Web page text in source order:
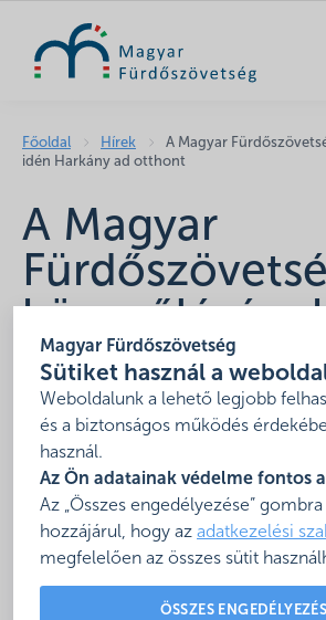
Magyar Fürdőszövetség
Sütiket használ a
Weboldalunk a lehető legjobb
és a biztonságos működés
használ.
Az Ön adatainak védelme fontos
Az „Összes engedélyezése”
hozzájárul, hogy az adatkezelési
megfelelően az összes sütit
ÖSSZES
Főoldal Hírek
A Magyar
idén Harkány ad otthont
A Magyar
Harkány ad
2021. július 26.
Tájékoztatjuk Önöket, hogy a Magyar
őszi közgyűlése2021. szeptember
megrendezésre Harkányban, a
ban.
Részletes program, illetve további